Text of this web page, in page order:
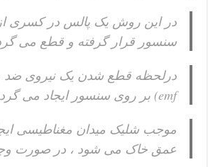
در این روش یک پالس در کسری از
سنسور قرار گرفته و قطع می
emf) بر روی سنسور ایجاد می گردد که
موجب شلیک میدان مغناطیسی
عمق خاک می شود ، در صورت